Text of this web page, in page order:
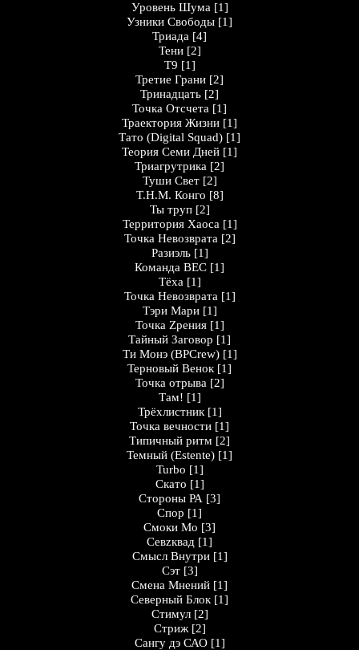
Уровень Шума [1]
Узники Свободы [1]
Триада [4]
Тени [2]
Т9 [1]
Третие Грани [2]
Тринадцать [2]
Точка Отсчета [1]
Траектория Жизни [1]
Тато (Digital Squad) [1]
Теория Семи Дней [1]
Триагрутрика [2]
Туши Cвет [2]
Т.Н.М. Конго [8]
Ты труп [2]
Территория Хаоса [1]
Точка Невозврата [2]
Разиэль [1]
Команда ВЕС [1]
Тёха [1]
Точка Невозврата [1]
Тэри Мари [1]
Точка Zрения [1]
Тайный Заговор [1]
Ти Монэ (BPCrew) [1]
Терновый Венок [1]
Точка отрыва [2]
Там! [1]
Трёхлистник [1]
Точка вечности [1]
Типичный ритм [2]
Темный (Estente) [1]
Turbo [1]
Скато [1]
Стороны РА [3]
Спор [1]
Смоки Мо [3]
Севzквад [1]
Смысл Внутри [1]
Сэт [3]
Смена Мнений [1]
Северный Блок [1]
Стимул [2]
Стриж [2]
Сангу дэ САО [1]